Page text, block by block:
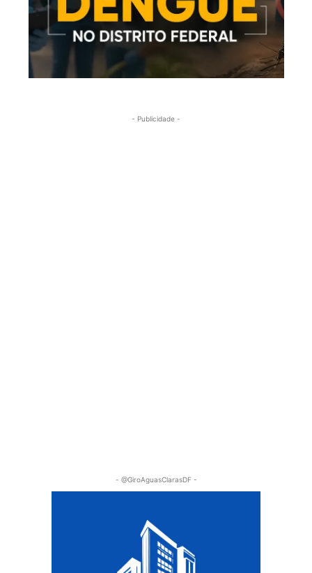
- Publicidade -
- @GiroAguasClarasDF -